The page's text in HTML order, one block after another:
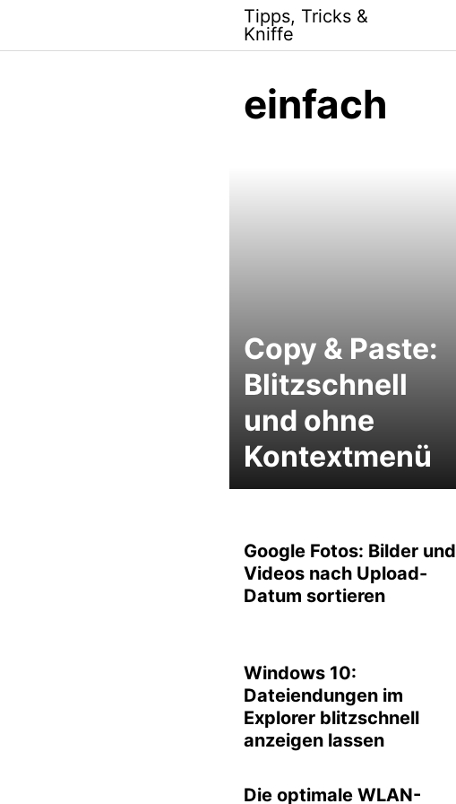
content
Tipps, Tricks &
Kniffe
einfach
Copy & Paste:
Blitzschnell
und ohne
Kontextmenü
Google Fotos: Bilder und
Videos nach Upload-
Datum sortieren
Windows 10:
Dateiendungen im
Explorer blitzschnell
anzeigen lassen
Die optimale WLAN-